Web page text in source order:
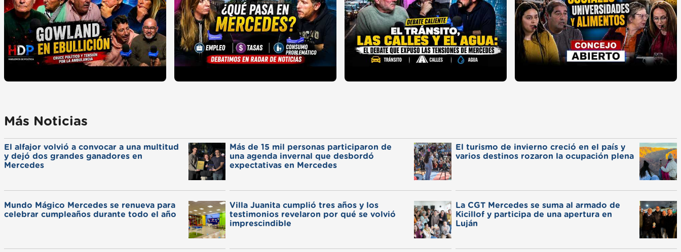
Más Noticias
El alfajor volvió a convocar a una multitud
y dejó dos grandes ganadores en
Mercedes
Más de 15 mil personas participaron de
una agenda invernal que desbordó
expectativas en Mercedes
El turismo de invierno creció en el país y
varios destinos rozaron la ocupación plena
Mundo Mágico Mercedes se renueva para
celebrar cumpleaños durante todo el año
Villa Juanita cumplió tres años y los
testimonios revelaron por qué se volvió
imprescindible
La CGT Mercedes se suma al armado de
Kicillof y participa de una apertura en
Luján